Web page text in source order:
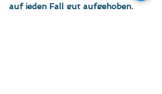
auf jeden Fall gut aufgehoben.